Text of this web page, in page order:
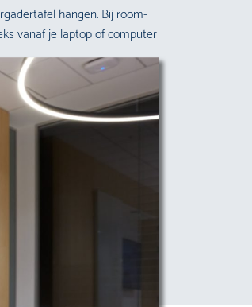
hangen. Bij room-
vanaf je laptop of computer